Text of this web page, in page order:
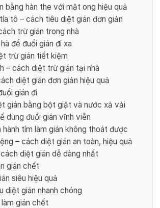
bằng hàn the với mật ong hiệu quả
tô – cách tiêu diệt gián đơn giản
trừ gián trong nhà
để đuổi gián đi xa
trừ gián tiết kiệm
– cách diệt trừ gián tại nhà
diệt gián đơn giản hiệu quả
gián đi
gián bằng bột giặt và nước xả vải
dùng đuổi gián vĩnh viễn
hành tím làm gián không thoát được
– cách diệt gián an toàn, hiệu quả
diệt gián dễ dàng nhất
gián chết
siêu hiệu quả
diệt gián nhanh chóng
gián chết